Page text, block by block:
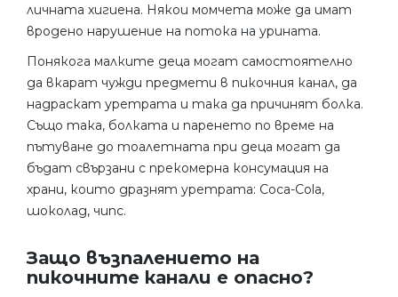
личната хигиена. Някои момчета може да имат
вродено нарушение на потока на урината.
Понякога малките деца могат самостоятелно
да вкарат чужди предмети в пикочния канал, да
надраскат уретрата и така да причинят болка.
Също така, болката и паренето по време на
пътуване до тоалетната при деца могат да
бъдат свързани с прекомерна консумация на
храни, които дразнят уретрата: Coca-Cola,
шоколад, чипс.
Защо възпалението на
пикочните канали е опасно?